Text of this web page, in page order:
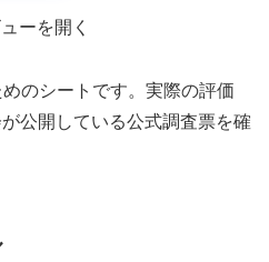
ーを開く
のシートです。実際の評価
公開している公式調査票を確